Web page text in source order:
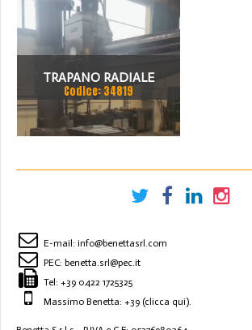
TRAPANO RADIALE
SBRACCIO 3000 MM. FORO
100 MM
Codice: 34819
E-mail: info@benettasrl.com
PEC: benetta.srl@pec.it
Tel: +39 0422 1725325
Massimo Benetta: +39 (clicca qui).